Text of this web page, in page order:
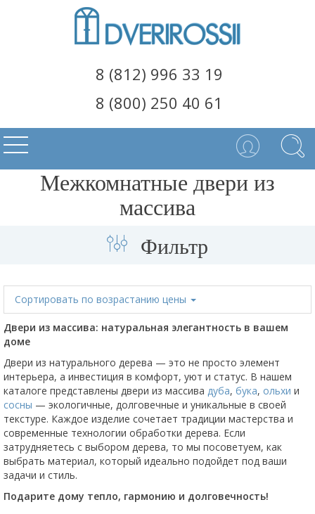
8 (812) 996 33 19
8 (800) 250 40 61
Межкомнатные двери из
массива
Фильтр
Сортировать по возрастанию цены
Двери из массива: натуральная элегантность в вашем
доме
Двери из натурального дерева — это не просто элемент
интерьера, а инвестиция в комфорт, уют и статус. В нашем
каталоге представлены двери из массива дуба, бука, ольхи и
сосны — экологичные, долговечные и уникальные в своей
текстуре. Каждое изделие сочетает традиции мастерства и
современные технологии обработки дерева. Если
затрудняетесь с выбором дерева, то мы посоветуем, как
выбрать материал, который идеально подойдет под ваши
задачи и стиль.
Подарите дому тепло, гармонию и долговечность!